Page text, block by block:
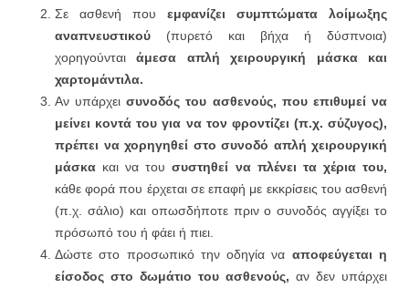
Σε ασθενή που εμφανίζει συμπτώματα λοίμωξης
αναπνευστικού (πυρετό και βήχα ή δύσπνοια)
χορηγούνταιάμεσα απλή χειρουργική μάσκα και
χαρτομάντιλα.
Αν υπάρχεισυνοδός του ασθενούς, που επιθυμεί να
μείνει κοντά του για να τον φροντίζει (π.χ. σύζυγος),
πρέπει να χορηγηθεί στο συνοδό απλή χειρουργική
μάσκα και να τουσυστηθεί να πλένει τα χέρια του,
κάθε φορά που έρχεται σε επαφή με εκκρίσεις του ασθενή
(π.χ. σάλιο) και οπωσδήποτε πριν ο συνοδός αγγίξει το
πρόσωπό του ή φάει ή πιει.
Δώστε στο προσωπικό την οδηγία να αποφεύγεται η
είσοδος στο δωμάτιο του ασθενούς, αν δεν υπάρχει